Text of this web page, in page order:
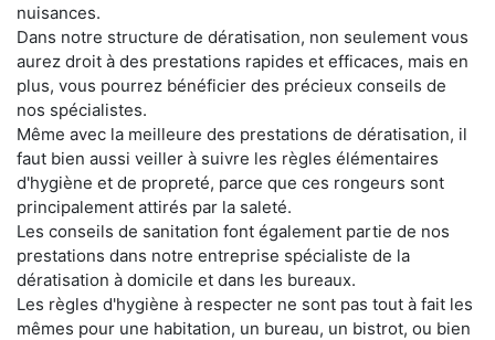
nuisances.
Dans notre structure de dératisation, non seulement vous
aurez droit à des prestations rapides et efficaces, mais en
plus, vous pourrez bénéficier des précieux conseils de
nos spécialistes.
Même avec la meilleure des prestations de dératisation, il
faut bien aussi veiller à suivre les règles élémentaires
d'hygiène et de propreté, parce que ces rongeurs sont
principalement attirés par la saleté.
Les conseils de sanitation font également partie de nos
prestations dans notre entreprise spécialiste de la
dératisation à domicile et dans les bureaux.
Les règles d'hygiène à respecter ne sont pas tout à fait les
mêmes pour une habitation, un bureau, un bistrot, ou bien